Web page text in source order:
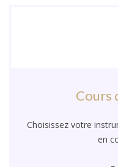
Cours
Choisissez votre
en